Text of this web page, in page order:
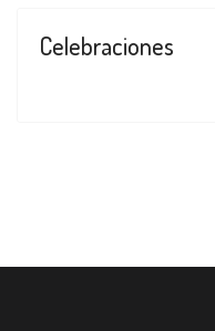
Celebraciones